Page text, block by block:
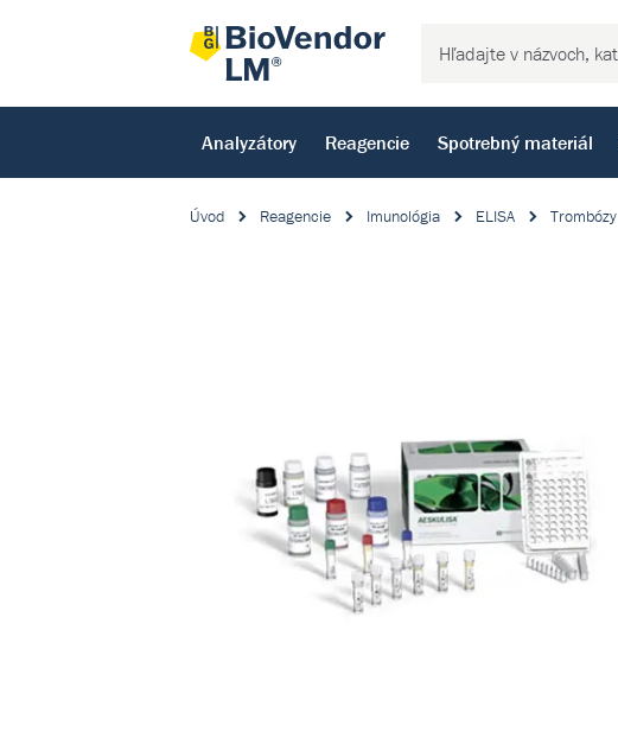
Analyzátory Reagencie Spotrebný materiál
Úvod Reagencie Imunológia ELISA Trombózy